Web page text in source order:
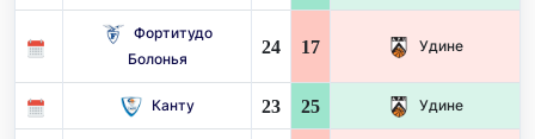
Фортитудо
Болонья
24 17 Удине
Канту 23 25 Удине